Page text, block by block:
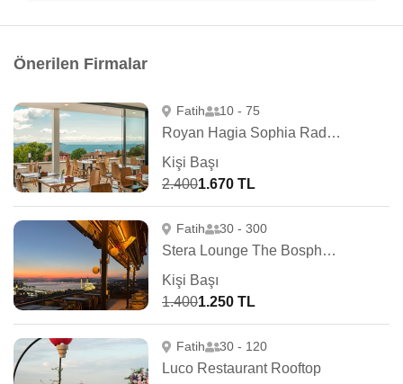
Önerilen Firmalar
Fatih 10 - 75
Royan Hagia Sophia Radisson İndividuals
Kişi Başı
2.4001.670 TL
Fatih 30 - 300
Stera Lounge The Bosphorus
Kişi Başı
1.4001.250 TL
Fatih 30 - 120
Luco Restaurant Rooftop